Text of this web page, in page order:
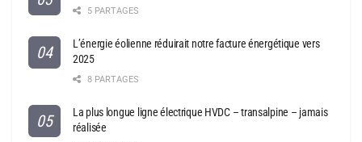
5 PARTAGES
L’énergie éolienne réduirait notre facture énergétique vers
2025
8 PARTAGES
La plus longue ligne électrique HVDC – transalpine – jamais
réalisée